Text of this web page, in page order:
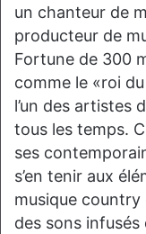
un chanteur de
producteur de
Fortune de 300
comme le «roi
l’un des artistes
tous les temps.
ses
s’en tenir aux
musique country
des sons